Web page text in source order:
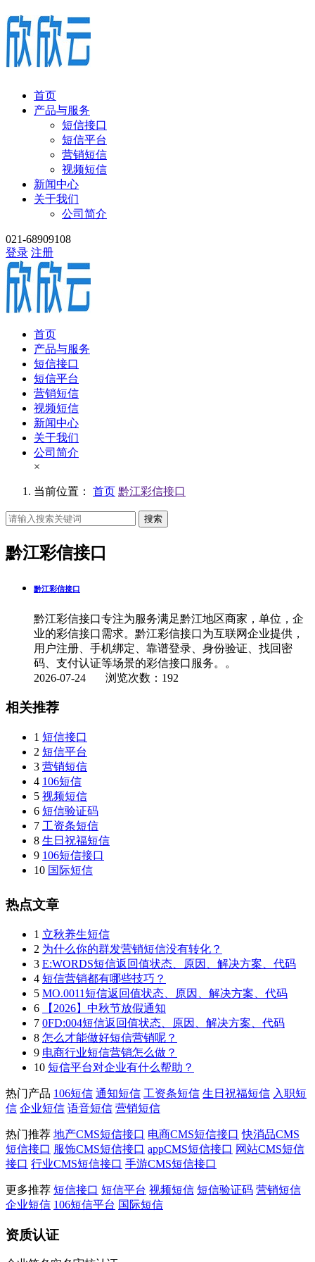
首页
产品与服务
短信接口
短信平台
营销短信
视频短信
新闻中心
关于我们
公司简介
021-68909108
登录 注册
首页
产品与服务
短信接口
短信平台
营销短信
视频短信
新闻中心
关于我们
公司简介
×
当前位置： 首页 黔江彩信接口
搜索
黔江彩信接口
黔江彩信接口
黔江彩信接口专注为服务满足黔江地区商家，单位，企
业的彩信接口需求。黔江彩信接口为互联网企业提供，
用户注册、手机绑定、靠谱登录、身份验证、找回密
码、支付认证等场景的彩信接口服务。。
2026-07-24 浏览次数：192
相关推荐
1 短信接口
2 短信平台
3 营销短信
4 106短信
5 视频短信
6 短信验证码
7 工资条短信
8 生日祝福短信
9 106短信接口
10 国际短信
热点文章
1 立秋养生短信
2 为什么你的群发营销短信没有转化？
3 E:WORDS短信返回值状态、原因、解决方案、代码
4 短信营销都有哪些技巧？
5 MO.0011短信返回值状态、原因、解决方案、代码
6
【2026】中秋节放假通知
7 0FD:004短信返回值状态、原因、解决方案、代码
8 怎么才能做好短信营销呢？
9 电商行业短信营销怎么做？
10 短信平台对企业有什么帮助？
热门产品 106短信 通知短信 工资条短信 生日祝福短信 入职短
信 企业短信 语音短信 营销短信
热门推荐 地产CMS短信接口 电商CMS短信接口 快消品CMS
短信接口 服饰CMS短信接口 appCMS短信接口 网站CMS短信
接口 行业CMS短信接口 手游CMS短信接口
更多推荐 短信接口 短信平台 视频短信 短信验证码 营销短信
企业短信 106短信平台 国际短信
资质认证